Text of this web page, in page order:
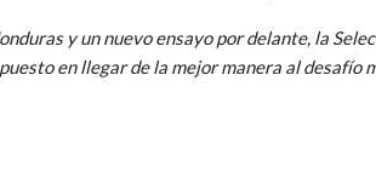
y un nuevo ensayo por delante, la
en llegar de la mejor manera al